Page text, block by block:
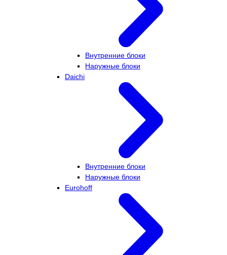
Внутренние блоки
Наружные блоки
Daichi
Внутренние блоки
Наружные блоки
Eurohoff